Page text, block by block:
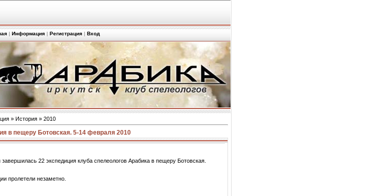
| Информация| Регистрация| Вход
» История » 2010
в пещеру Ботовская. 5-14 февраля 2010
22 экспедиция клуба спелеологов Арабика в пещеру Ботовская.
пролетели незаметно.